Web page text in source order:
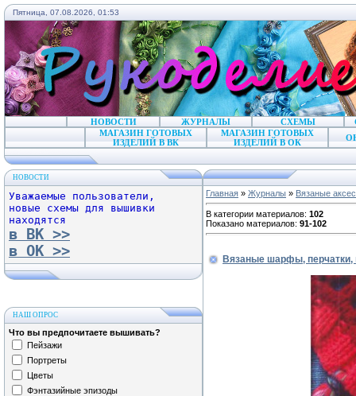
Пятница, 07.08.2026, 01:53
НОВОСТИ ЖУРНАЛЫ СХЕМЫ
МАГАЗИН ГОТОВЫХ
ИЗДЕЛИЙ В ВК
МАГАЗИН ГОТОВЫХ
ИЗДЕЛИЙ В ОК
НОВОСТИ
Уважаемые пользователи,
новые схемы для вышивки
находятся
в ВК >>
в ОК >>
НАШ ОПРОС
Что вы предпочитаете вышивать?
Пейзажи
Портреты
Цветы
Фэнтазийные эпизоды
Главная » Журналы » Вязаные
В категории материалов: 102
Показано материалов: 91-102
Вязаные шарфы, перчатки,